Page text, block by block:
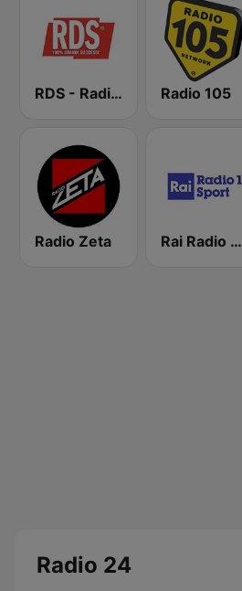
RDS - Radio Dimensione Suono Radio 105
Radio Zeta Rai Radio 1 Sport
Radio 24